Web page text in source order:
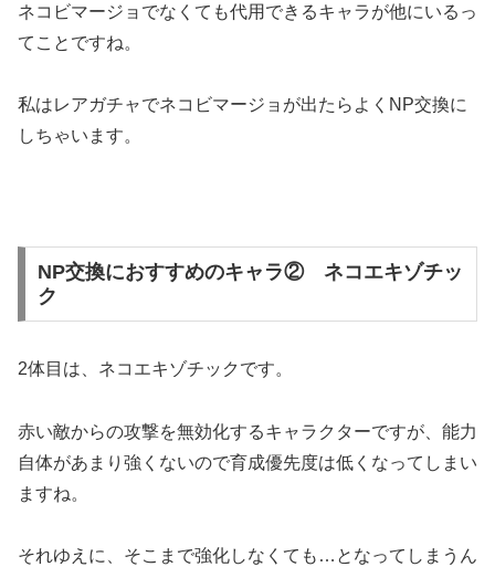
ネコビマージョでなくても代用できるキャラが他にいるっ
てことですね。
私はレアガチャでネコビマージョが出たらよくNP交換に
しちゃいます。
NP交換におすすめのキャラ② ネコエキゾチッ
ク
2体目は、ネコエキゾチックです。
赤い敵からの攻撃を無効化するキャラクターですが、能力
自体があまり強くないので育成優先度は低くなってしまい
ますね。
それゆえに、そこまで強化しなくても…となってしまうん